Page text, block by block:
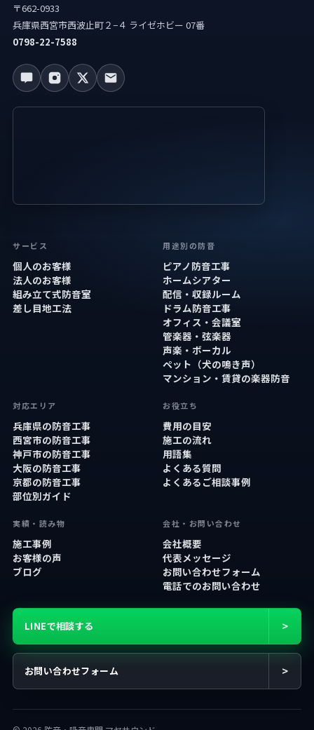
〒662-0933
兵庫県西宮市西波止町２−４ ライゼホビー 07番
0798-22-7588
サービス
個人のお客様
法人のお客様
組み立て式防音室
差し目地工法
用途別の防音
ピアノ防音工事
ホームシアター
配信・収録ルーム
ドラム防音工事
オフィス・会議室
管楽器・弦楽器
声楽・ボーカル
ペット（犬の鳴き声）
マンション・賃貸の楽器防音
対応エリア
兵庫県の防音工事
西宮市の防音工事
神戸市の防音工事
大阪の防音工事
京都の防音工事
部位別ガイド
お役立ち
費用の目安
施工の流れ
用語集
よくある質問
よくあるご相談事例
実績・読み物
施工事例
お客様の声
ブログ
会社・お問い合わせ
会社概要
代表メッセージ
お問い合わせフォーム
電話でのお問い合わせ
LINEで相談する >
お問い合わせフォーム >